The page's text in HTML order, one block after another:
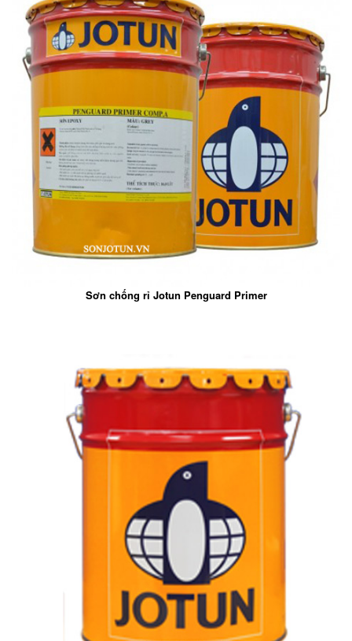
Sơn chống rỉ Jotun Penguard Primer